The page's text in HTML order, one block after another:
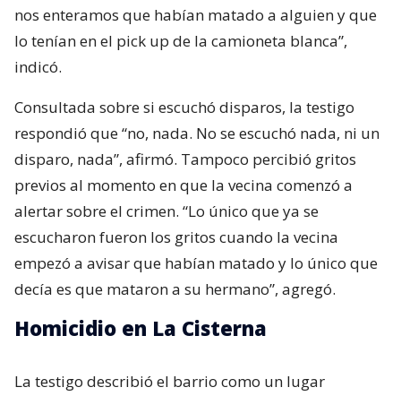
nos enteramos que habían matado a alguien y que
lo tenían en el pick up de la camioneta blanca”,
indicó.
Consultada sobre si escuchó disparos, la testigo
respondió que “no, nada. No se escuchó nada, ni un
disparo, nada”, afirmó. Tampoco percibió gritos
previos al momento en que la vecina comenzó a
alertar sobre el crimen. “Lo único que ya se
escucharon fueron los gritos cuando la vecina
empezó a avisar que habían matado y lo único que
decía es que mataron a su hermano”, agregó.
Homicidio en La Cisterna
La testigo describió el barrio como un lugar